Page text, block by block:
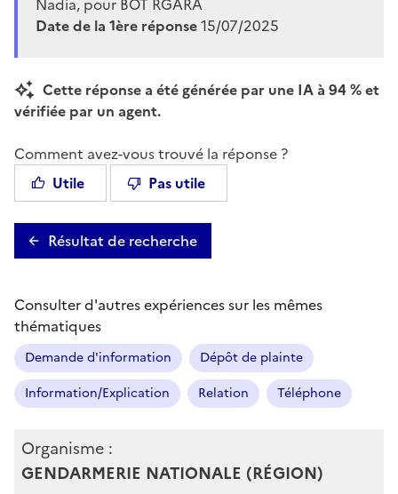
Date de la 1ère réponse15/07/2025
Cette réponse a été générée par une IA à 94 % et
vérifiée par un agent.
Comment avez-vous trouvé la réponse ?
Utile
Pas utile
Résultat de recherche
Consulter d'autres expériences sur les mêmes
thématiques
Demande d'information
Dépôt de plainte
Information/Explication
Relation Téléphone
Organisme :
GENDARMERIE NATIONALE (RÉGION)